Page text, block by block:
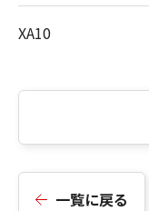
XA10
一覧に戻る